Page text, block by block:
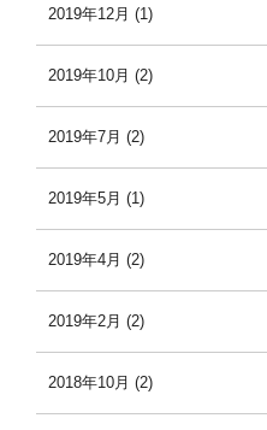
2019年12月 (1)
2019年10月 (2)
2019年7月 (2)
2019年5月 (1)
2019年4月 (2)
2019年2月 (2)
2018年10月 (2)